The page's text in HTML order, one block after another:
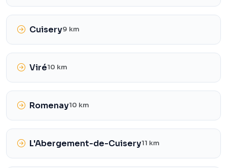
Cuisery9 km
Viré10 km
Romenay10 km
L'Abergement-de-Cuisery11 km